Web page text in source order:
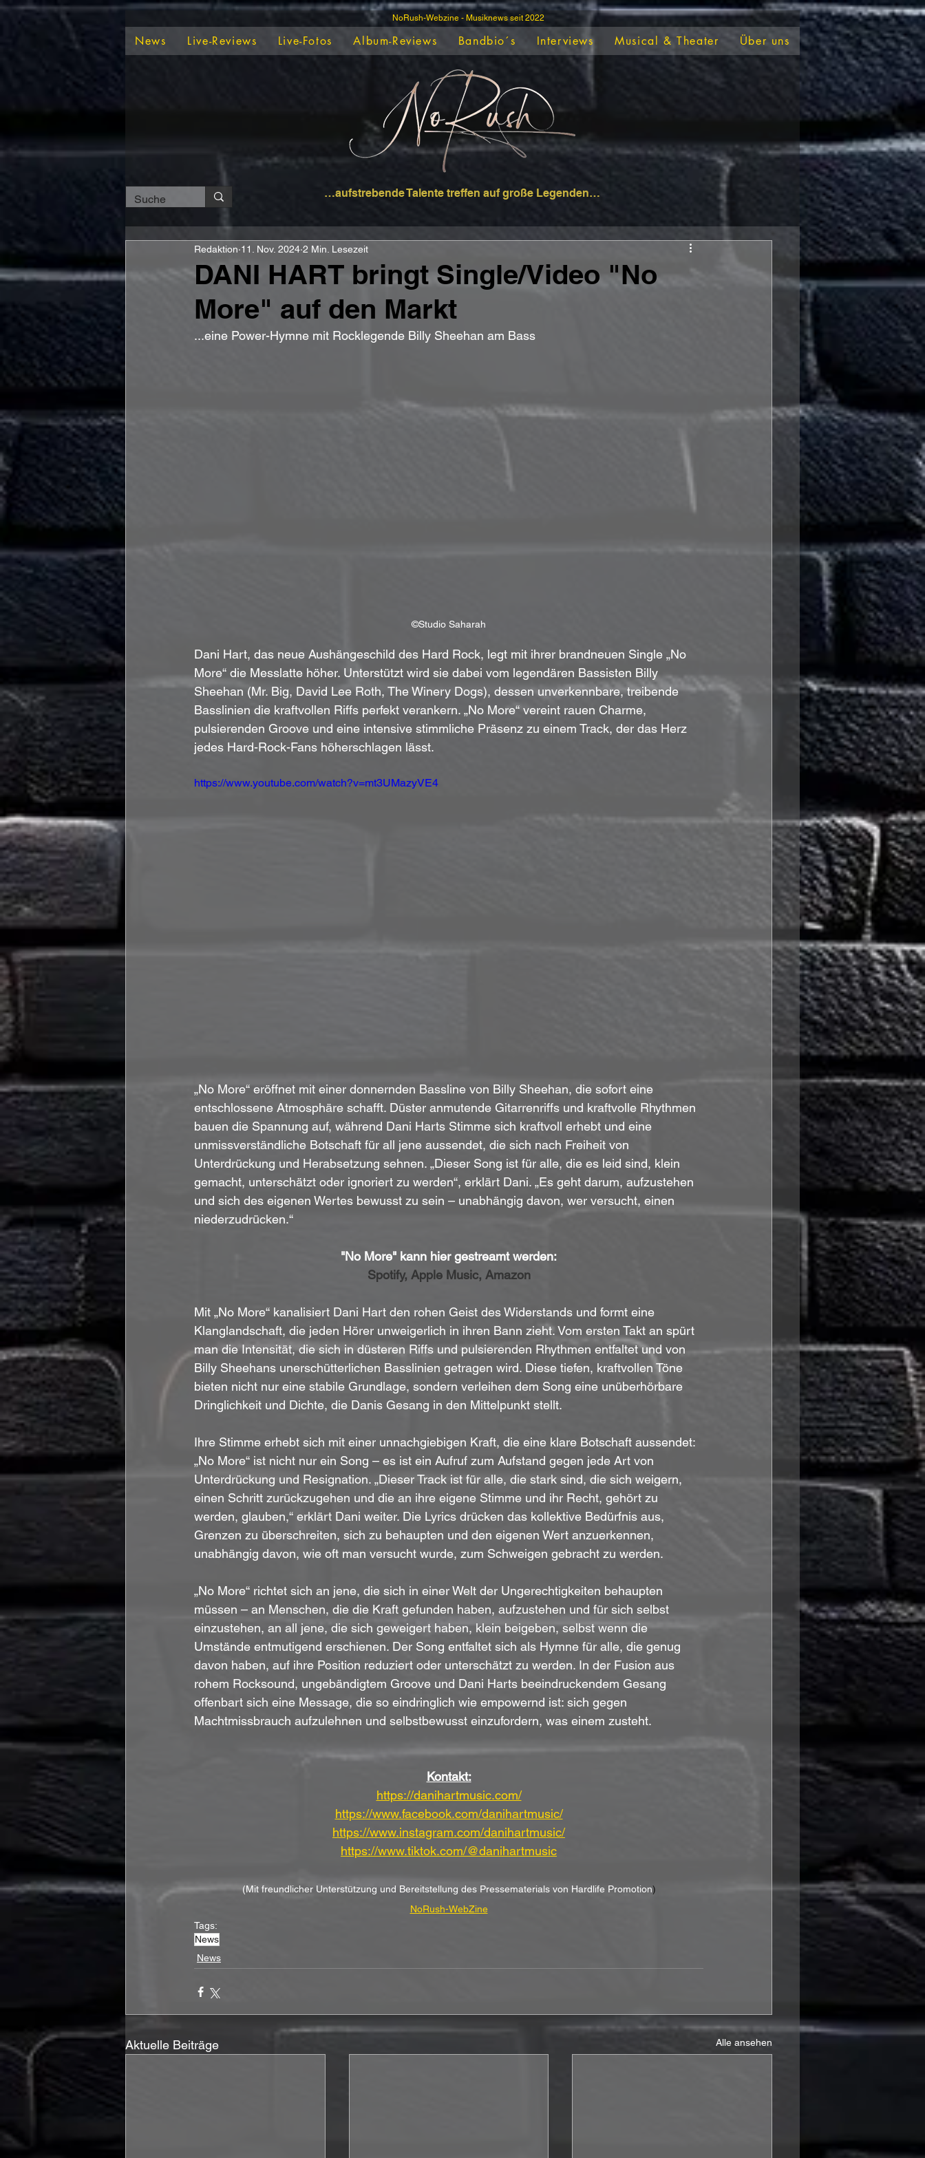
NoRush-Webzine - Musiknews seit 2022
News Live-Reviews Live-Fotos Album-Reviews Bandbio´s Interviews Musical & Theater Über uns
…aufstrebende Talente treffen auf große Legenden…
DANI HART bringt Single/Video "No
More" auf den Markt
Redaktion 11. Nov. 2024 2 Min. Lesezeit
...eine Power-Hymne mit Rocklegende Billy Sheehan am Bass
©Studio Saharah
Dani Hart, das neue Aushängeschild des Hard Rock, legt mit ihrer brandneuen Single „No
More“ die Messlatte höher. Unterstützt wird sie dabei vom legendären Bassisten Billy
Sheehan (Mr. Big, David Lee Roth, The Winery Dogs), dessen unverkennbare, treibende
Basslinien die kraftvollen Riffs perfekt verankern. „No More“ vereint rauen Charme,
pulsierenden Groove und eine intensive stimmliche Präsenz zu einem Track, der das Herz
jedes Hard-Rock-Fans höherschlagen lässt.
https://www.youtube.com/watch?v=mt3UMazyVE4
„No More“ eröffnet mit einer donnernden Bassline von Billy Sheehan, die sofort eine
entschlossene Atmosphäre schafft. Düster anmutende Gitarrenriffs und kraftvolle Rhythmen
bauen die Spannung auf, während Dani Harts Stimme sich kraftvoll erhebt und eine
unmissverständliche Botschaft für all jene aussendet, die sich nach Freiheit von
Unterdrückung und Herabsetzung sehnen. „Dieser Song ist für alle, die es leid sind, klein
gemacht, unterschätzt oder ignoriert zu werden“, erklärt Dani. „Es geht darum, aufzustehen
und sich des eigenen Wertes bewusst zu sein – unabhängig davon, wer versucht, einen
niederzudrücken.“
"No More" kann hier gestreamt werden:
Spotify, Apple Music, Amazon
Mit „No More“ kanalisiert Dani Hart den rohen Geist des Widerstands und formt eine
Klanglandschaft, die jeden Hörer unweigerlich in ihren Bann zieht. Vom ersten Takt an spürt
man die Intensität, die sich in düsteren Riffs und pulsierenden Rhythmen entfaltet und von
Billy Sheehans unerschütterlichen Basslinien getragen wird. Diese tiefen, kraftvollen Töne
bieten nicht nur eine stabile Grundlage, sondern verleihen dem Song eine unüberhörbare
Dringlichkeit und Dichte, die Danis Gesang in den Mittelpunkt stellt.
Ihre Stimme erhebt sich mit einer unnachgiebigen Kraft, die eine klare Botschaft aussendet:
„No More“ ist nicht nur ein Song – es ist ein Aufruf zum Aufstand gegen jede Art von
Unterdrückung und Resignation. „Dieser Track ist für alle, die stark sind, die sich weigern,
einen Schritt zurückzugehen und die an ihre eigene Stimme und ihr Recht, gehört zu
werden, glauben,“ erklärt Dani weiter. Die Lyrics drücken das kollektive Bedürfnis aus,
Grenzen zu überschreiten, sich zu behaupten und den eigenen Wert anzuerkennen,
unabhängig davon, wie oft man versucht wurde, zum Schweigen gebracht zu werden.
„No More“ richtet sich an jene, die sich in einer Welt der Ungerechtigkeiten behaupten
müssen – an Menschen, die die Kraft gefunden haben, aufzustehen und für sich selbst
einzustehen, an all jene, die sich geweigert haben, klein beigeben, selbst wenn die
Umstände entmutigend erschienen. Der Song entfaltet sich als Hymne für alle, die genug
davon haben, auf ihre Position reduziert oder unterschätzt zu werden. In der Fusion aus
rohem Rocksound, ungebändigtem Groove und Dani Harts beeindruckendem Gesang
offenbart sich eine Message, die so eindringlich wie empowernd ist: sich gegen
Machtmissbrauch aufzulehnen und selbstbewusst einzufordern, was einem zusteht.
Kontakt:
https://danihartmusic.com/
https://www.facebook.com/danihartmusic/
https://www.instagram.com/danihartmusic/
https://www.tiktok.com/@danihartmusic
(Mit freundlicher Unterstützung und Bereitstellung des Pressematerials von Hardlife Promotion)
NoRush-WebZine
Tags:
News
News
Aktuelle Beiträge Alle ansehen